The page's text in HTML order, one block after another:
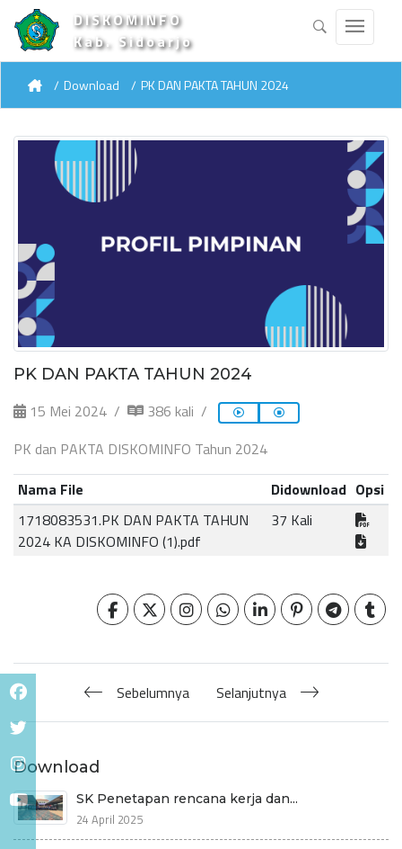
DISKOMINFO
Kab. Sidoarjo
Download PK DAN PAKTA TAHUN 2024
PK DAN PAKTA TAHUN 2024
15 Mei 2024
386 kali
PK dan PAKTA DISKOMINFO Tahun 2024
Nama File
Didownload Opsi
1718083531.PK DAN PAKTA TAHUN
2024 KA DISKOMINFO (1).pdf
37 Kali
Sebelumnya Selanjutnya
Download
SK Penetapan rencana kerja dan...
24 April 2025